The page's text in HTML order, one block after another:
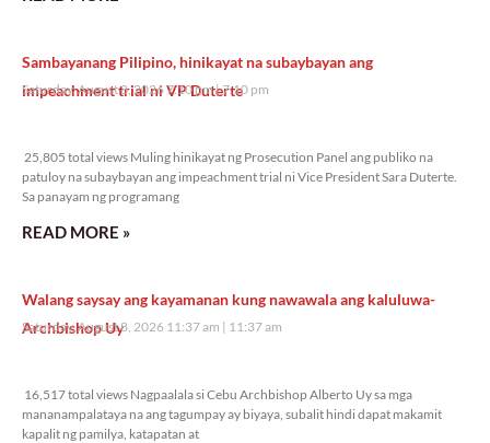
Sambayanang Pilipino, hinikayat na subaybayan ang
impeachment trial ni VP Duterte
Saturday, August 8, 2026 7:10 pm 7:10 pm
25,805 total views Muling hinikayat ng Prosecution Panel ang publiko na
patuloy na subaybayan ang impeachment trial ni Vice President Sara Duterte.
Sa panayam ng programang
READ MORE »
Walang saysay ang kayamanan kung nawawala ang kaluluwa-
Archbishop Uy
Saturday, August 8, 2026 11:37 am 11:37 am
16,517 total views Nagpaalala si Cebu Archbishop Alberto Uy sa mga
mananampalataya na ang tagumpay ay biyaya, subalit hindi dapat makamit
kapalit ng pamilya, katapatan at